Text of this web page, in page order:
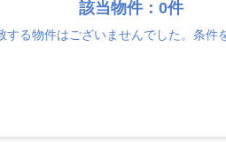
該当物件：0件
する物件はございませんでした。条件